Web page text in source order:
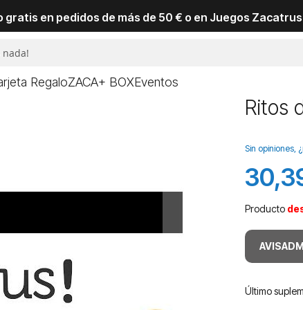
gratis en pedidos de más de 50 € o en Juegos
RegaloZACA+ BOXEventos
Ritos
Sin opiniones,
Producto
Último